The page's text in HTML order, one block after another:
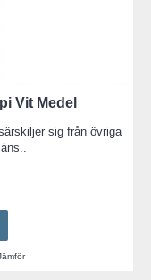
Vit Medel
sig från övriga